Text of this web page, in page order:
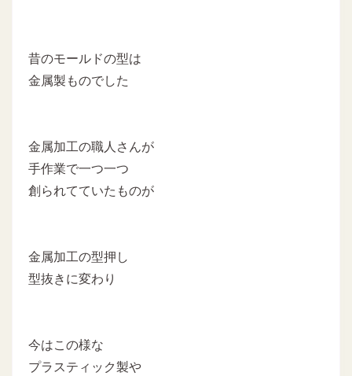
昔のモールドの型は
金属製ものでした
金属加工の職人さんが
手作業で一つ一つ
創られてていたものが
金属加工の型押し
型抜きに変わり
今はこの様な
プラスティック製や